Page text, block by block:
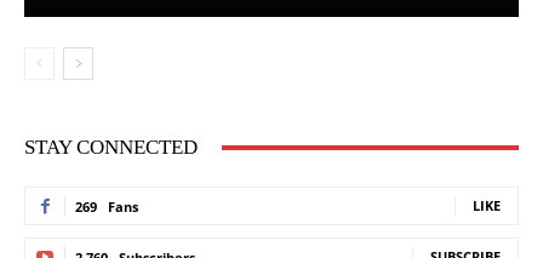
STAY CONNECTED
269 Fans LIKE